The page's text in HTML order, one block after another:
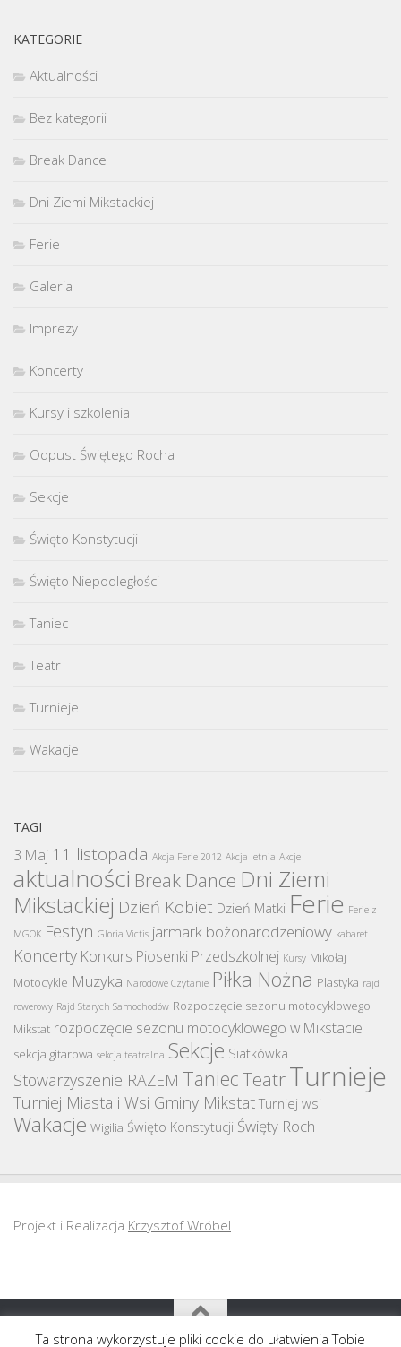
KATEGORIE
Aktualności
Bez kategorii
Break Dance
Dni Ziemi Mikstackiej
Ferie
Galeria
Imprezy
Koncerty
Kursy i szkolenia
Odpust Świętego Rocha
Sekcje
Święto Konstytucji
Święto Niepodległości
Taniec
Teatr
Turnieje
Wakacje
TAGI
3 Maj 11 listopada Akcja Ferie 2012 Akcja letnia Akcje
aktualności Break Dance Dni Ziemi
Mikstackiej Dzień Kobiet Dzień Matki Ferie Ferie z
MGOK Festyn Gloria Victis jarmark bożonarodzeniowy kabaret
Koncerty Konkurs Piosenki Przedszkolnej Kursy Mikołaj
Motocykle Muzyka Narodowe Czytanie Piłka Nożna Plastyka rajd
rowerowy Rajd Starych Samochodów Rozpoczęcie sezonu motocyklowego
Mikstat rozpoczęcie sezonu motocyklowego w Mikstacie
sekcja gitarowa sekcja teatralna Sekcje Siatkówka
Stowarzyszenie RAZEM TaniecTeatrTurnieje
Turniej Miasta i Wsi Gminy Mikstat Turniej wsi
Wakacje Wigilia Święto Konstytucji Święty Roch
Projekt i Realizacja Krzysztof Wróbel
Ta strona wykorzystuje pliki cookie do ułatwienia Tobie